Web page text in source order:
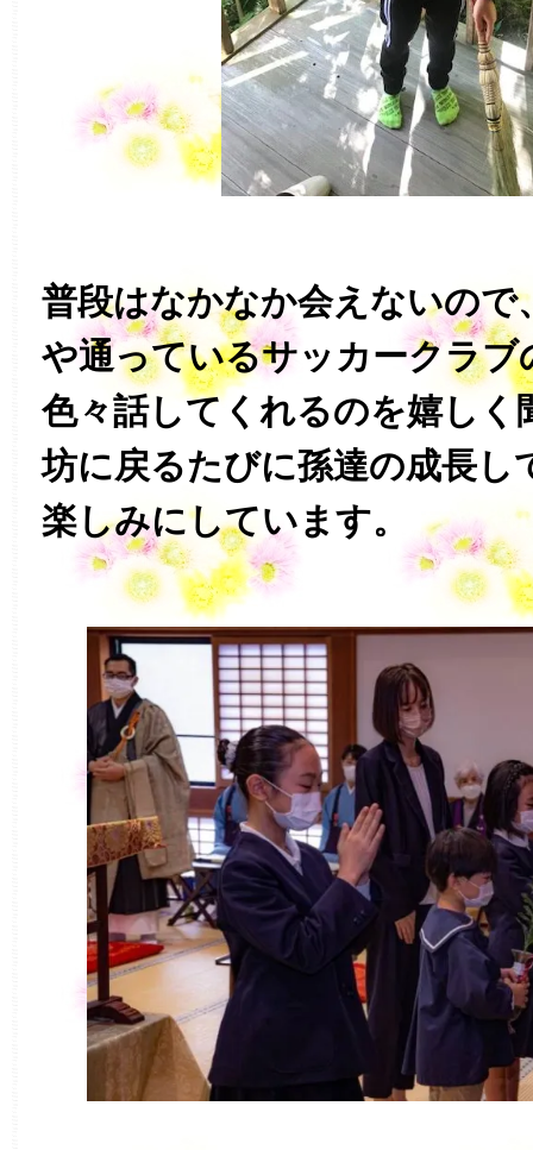
普段はなかなか会えないので
や通っているサッカークラブ
色々話してくれるのを嬉しく
坊に戻るたびに孫達の成長し
楽しみにしています。